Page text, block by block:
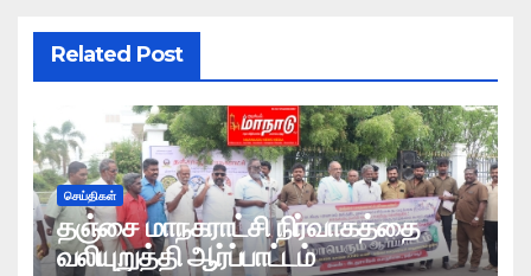
Related Post
செய்திகள்
தஞ்சை மாநகராட்சி நிர்வாகத்தை
வலியுறுத்தி ஆர்ப்பாட்டம்